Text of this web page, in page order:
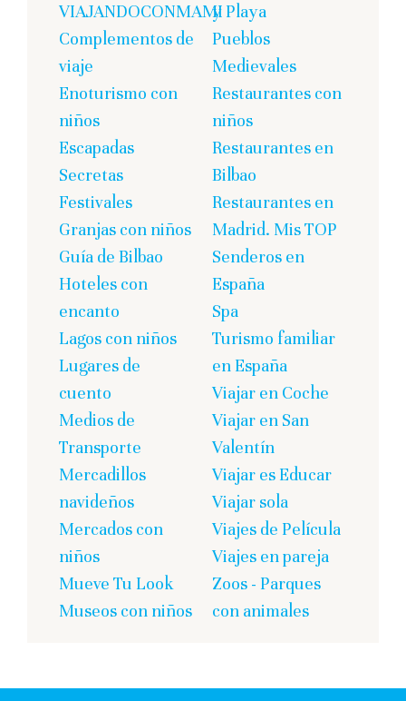
VIAJANDOCONMAMI
Complementos de
viaje
Enoturismo con
niños
Escapadas
Secretas
Festivales
Granjas con niños
Guía de Bilbao
Hoteles con
encanto
Lagos con niños
Lugares de
cuento
Medios de
Transporte
Mercadillos
navideños
Mercados con
niños
Mueve Tu Look
Museos con niños
y Playa
Pueblos
Medievales
Restaurantes con
niños
Restaurantes en
Bilbao
Restaurantes en
Madrid. Mis TOP
Senderos en
España
Spa
Turismo familiar
en España
Viajar en Coche
Viajar en San
Valentín
Viajar es Educar
Viajar sola
Viajes de Película
Viajes en pareja
Zoos - Parques
con animales